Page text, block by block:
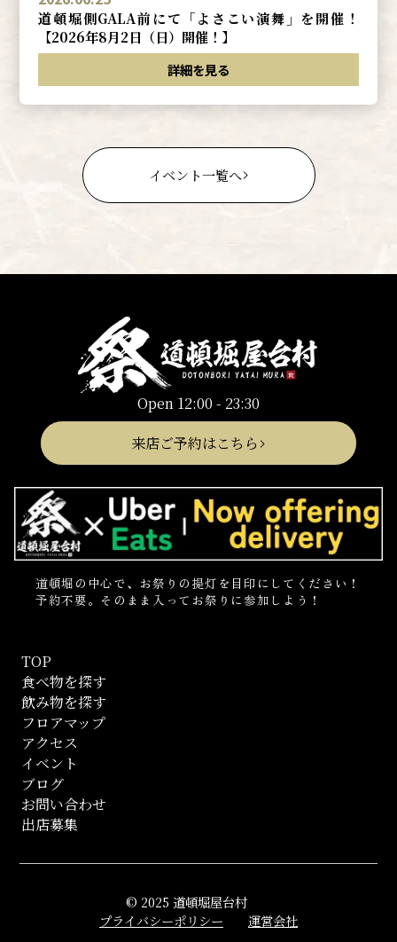
道頓堀側GALA前にて「よさこい演舞」を開催！
【2026年8月2日（日）開催！】
詳細を見る
イベント一覧へ
Open 12:00 - 23:30
来店ご予約はこちら
道頓堀の中心で、お祭りの提灯を目印にしてください！
予約不要。そのまま入ってお祭りに参加しよう！
TOP
食べ物を探す
飲み物を探す
フロアマップ
アクセス
イベント
ブログ
お問い合わせ
出店募集
© 2025 道頓堀屋台村
プライバシーポリシー
運営会社